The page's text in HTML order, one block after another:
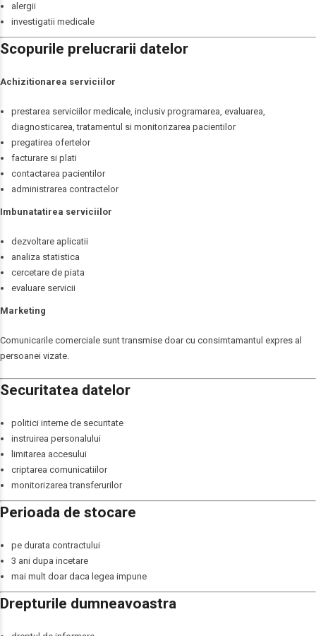
alergii
investigatii medicale
Scopurile prelucrarii datelor
Achizitionarea serviciilor
prestarea serviciilor medicale, inclusiv programarea, evaluarea,
diagnosticarea, tratamentul si monitorizarea pacientilor
pregatirea ofertelor
facturare si plati
contactarea pacientilor
administrarea contractelor
Imbunatatirea serviciilor
dezvoltare aplicatii
analiza statistica
cercetare de piata
evaluare servicii
Marketing
Comunicarile comerciale sunt transmise doar cu consimtamantul expres al
persoanei vizate.
Securitatea datelor
politici interne de securitate
instruirea personalului
limitarea accesului
criptarea comunicatiilor
monitorizarea transferurilor
Perioada de stocare
pe durata contractului
3 ani dupa incetare
mai mult doar daca legea impune
Drepturile dumneavoastra